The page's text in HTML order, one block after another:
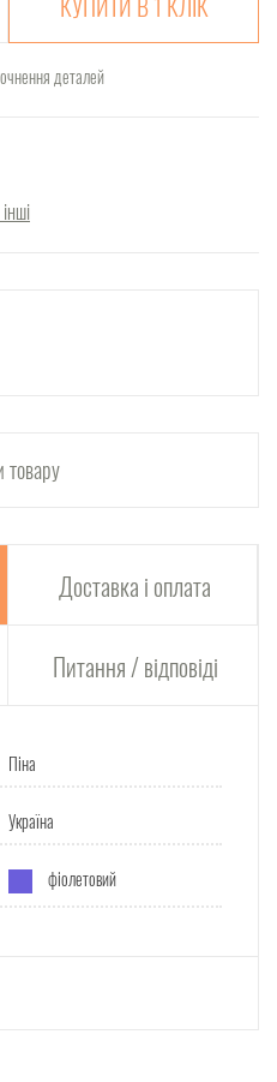
деталей
товару
Доставка і оплата
Питання / відповіді
Піна
Україна
фіолетовий